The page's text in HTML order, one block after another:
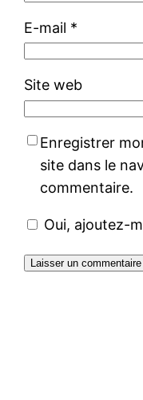
E-mail *
Site web
Enregistrer
site dans le
commentaire.
Oui, ajoutez-